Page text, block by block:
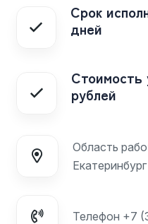
Срок
дней
Стоимость
рублей
Область
Телефон +7